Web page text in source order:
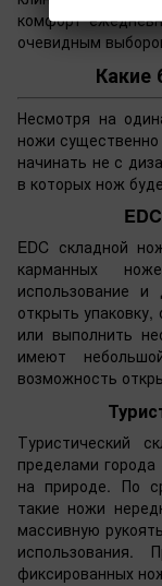
комфорт
очевидным
Несмотря на
ножи
начинать не с
в которых нож
EDC складной
карманных
использование
открыть
или выполнить
имеют
возможность
Туристический
пределами
на природе. По
такие ножи
массивную
фиксированных